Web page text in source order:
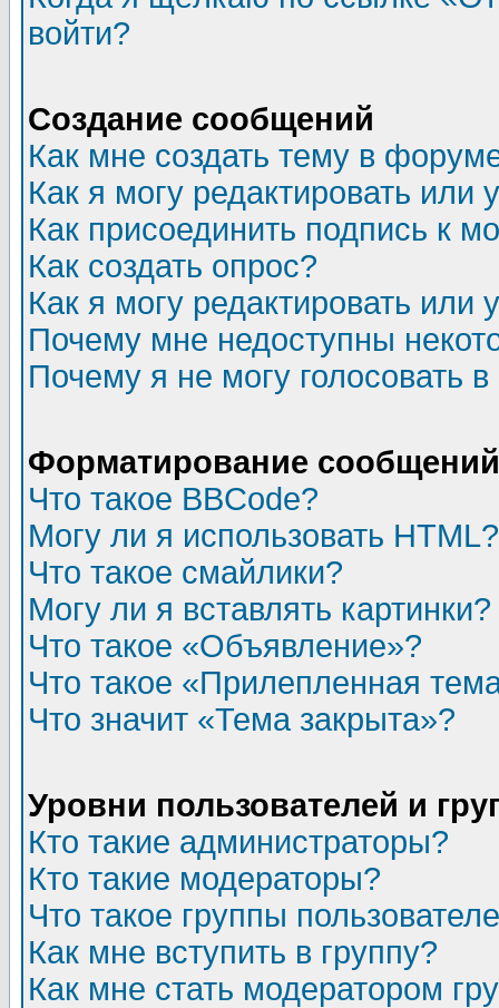
войти?
Создание сообщений
Как мне создать тему в
Как я могу редактировать или
Как присоединить подпись к
Как создать опрос?
Как я могу редактировать или
Почему мне недоступны
Почему я не могу голосовать
Форматирование
Что такое BBCode?
Могу ли я использовать HTML?
Что такое смайлики?
Могу ли я вставлять картинки?
Что такое «Объявление»?
Что такое «Прилепленная
Что значит «Тема закрыта»?
Уровни пользователей и
Кто такие администраторы?
Кто такие модераторы?
Что такое группы
Как мне вступить в группу?
Как мне стать модератором